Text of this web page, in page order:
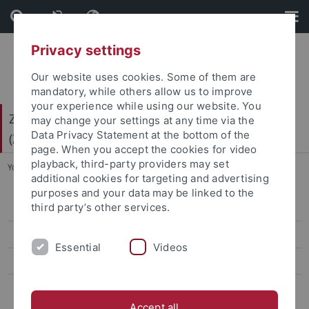
Skip
to
content
Skip
to
footer
Zentrum für Gender- und Diversitätsforschung
(ZGD)
You are here: Startseite ... SIGEL
SIGEL
Privacy settings
Our website uses cookies. Some of them are
mandatory, while others allow us to improve
your experience while using our website. You
may change your settings at any time via the
Data Privacy Statement at the bottom of the
page. When you accept the cookies for video
playback, third-party providers may set
additional cookies for targeting and advertising
purposes and your data may be linked to the
third party’s other services.
Essential Videos